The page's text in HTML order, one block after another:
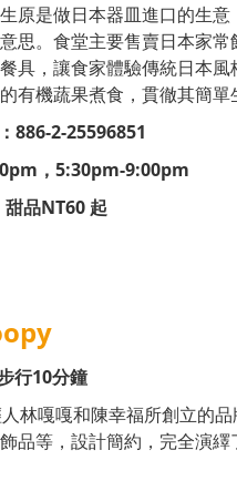
原是做日本器皿進口的生意
思。食堂主要售賣日本家常
具，讓食家體驗傳統日本風
有機蔬果煮食，貫徹其簡單
886-2-25596851
，5:30pm-9:00pm
品NT60 起
行10分鐘
林嘎嘎和陳幸福所創立的
品等，設計簡約，完全演繹